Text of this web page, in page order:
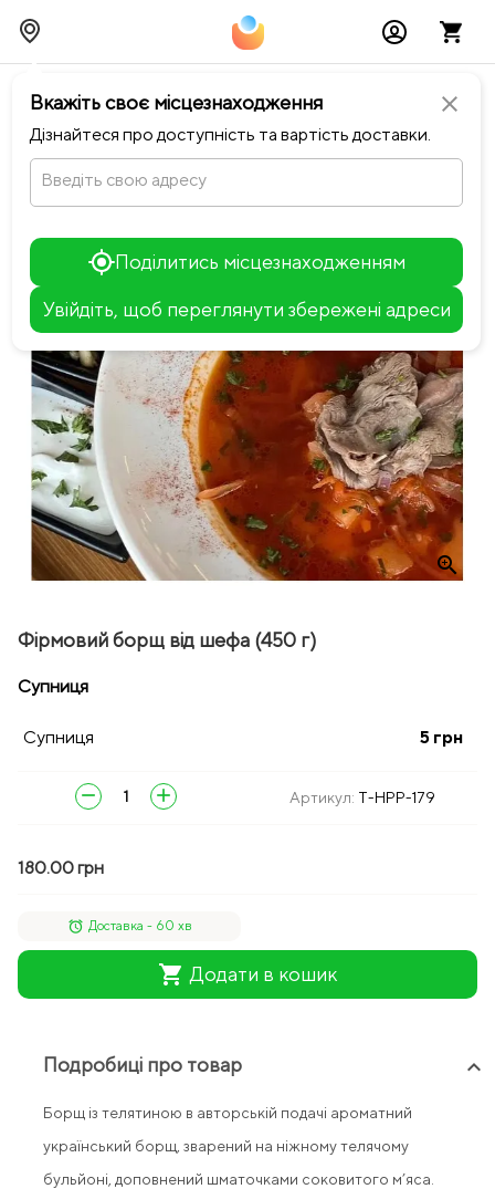
close
Вкажіть своє місцезнаходження
Дізнайтеся про доступність та вартість доставки.
Введіть свою адресу
Поділитись місцезнаходженням
Увійдіть, щоб переглянути збережені адреси
+
−
chevron_leftПовернутися до Happiness
zoom_in
Фірмовий борщ від шефа (450 г)
Супниця
Супниця 5 грн
remove add Артикул: T-HPP-179
180.00 грн
alarm Доставка - 60 хв
shopping_cart Додати в кошик
Подробиці про товар keyboard_arrow_up
Борщ із телятиною в авторській подачі ароматний
український борщ, зварений на ніжному телячому
бульйоні, доповнений шматочками соковитого м’яса.